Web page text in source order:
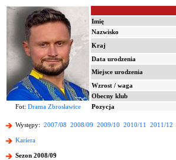
Imię
Nazwisko
Kraj
Data urodzenia
Miejsce urodzenia
Wzrost / waga
Obecny klub
Fot: Drama Zbrosławice Pozycja
Występy: 2007/08 2008/09 2009/10 2010/11 2011/12
Kariera
Sezon 2008/09